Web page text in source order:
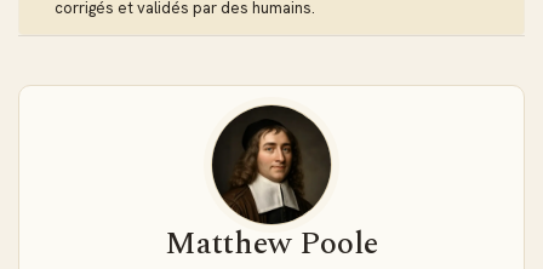
passage une analyse détaillée du sens littéral ainsi que des
L'œuvre de Poole se situe dans la lignée des grands
commentaires protestants de l'ère post-Réforme, et
continue d'être appréciée pour sa profondeur théologique
et sa fidélité au texte biblique.
corrigés et validés par des humains.
Matthew Poole